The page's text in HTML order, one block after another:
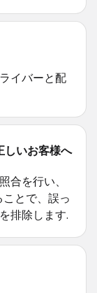
イバーと配
しいお客様へ
合を行い、
とで、誤っ
排除します.